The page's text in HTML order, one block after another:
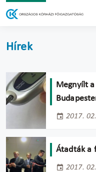
Hírek
Megnyílt
2017.
Átadták a
2017.